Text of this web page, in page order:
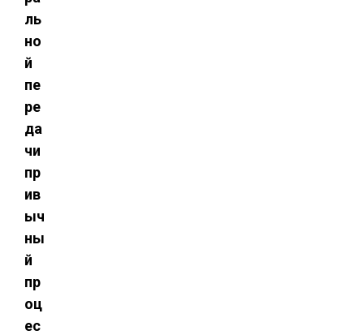
ль
но
й
пе
ре
да
чи 
пр
ив
ыч
ны
й
пр
оц
ес